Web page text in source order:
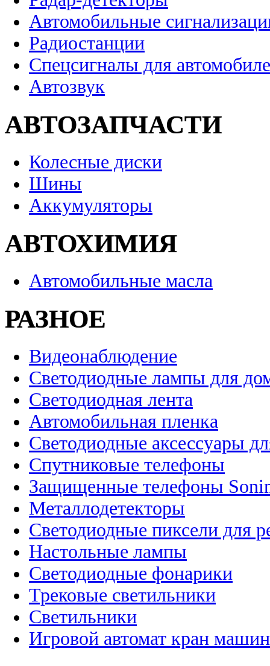
Автомобильные
Радиостанции
Спецсигналы для
Автозвук
АВТОЗАПЧАСТИ
Колесные диски
Шины
Аккумуляторы
АВТОХИМИЯ
Автомобильные масла
РАЗНОЕ
Видеонаблюдение
Светодиодные лампы для
Светодиодная лента
Автомобильная пленка
Светодиодные аксессуары
Спутниковые телефоны
Защищенные телефоны
Металлодетекторы
Светодиодные пиксели для
Настольные лампы
Светодиодные фонарики
Трековые светильники
Светильники
Игровой автомат кран